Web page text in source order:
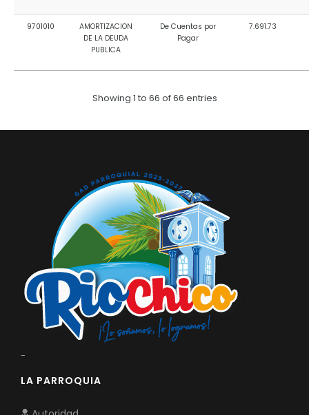
9701010
AMORTIZACION
DE LA DEUDA
PUBLICA
De Cuentas por
Pagar
7.691.73
Showing 1 to 66 of 66 entries
-
LA PARROQUIA